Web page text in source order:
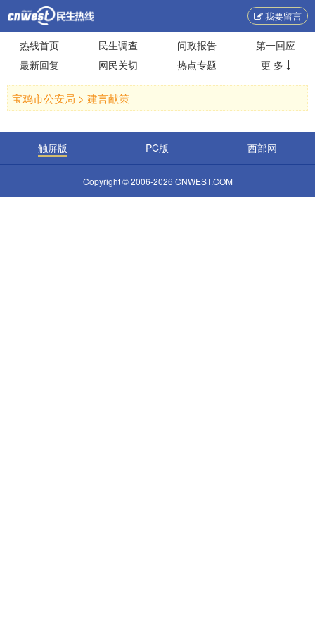
我要留言
热线首页 民生调查 问政报告
第一回应
最新回复
网民关切 热点专题 更 多
宝鸡市公安局 > 建言献策
触屏版 PC版 西部网
Copyright © 2006-2026 CNWEST.COM